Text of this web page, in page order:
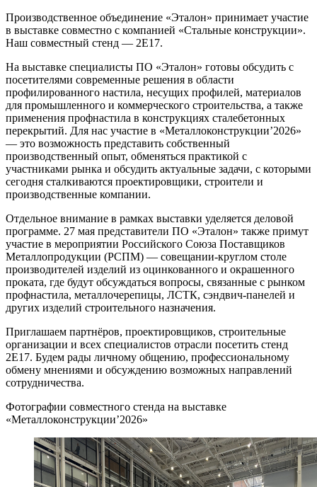
Производственное объединение «Эталон» принимает участие
в выставке совместно с компанией «Стальные конструкции».
Наш совместный стенд — 2E17.
На выставке специалисты ПО «Эталон» готовы обсудить с
посетителями современные решения в области
профилированного настила, несущих профилей, материалов
для промышленного и коммерческого строительства, а также
применения профнастила в конструкциях сталебетонных
перекрытий. Для нас участие в «Металлоконструкции’2026»
— это возможность представить собственный
производственный опыт, обменяться практикой с
участниками рынка и обсудить актуальные задачи, с которыми
сегодня сталкиваются проектировщики, строители и
производственные компании.
Отдельное внимание в рамках выставки уделяется деловой
программе. 27 мая представители ПО «Эталон» также примут
участие в мероприятии Российского Союза Поставщиков
Металлопродукции (РСПМ) — совещании-круглом столе
производителей изделий из оцинкованного и окрашенного
проката, где будут обсуждаться вопросы, связанные с рынком
профнастила, металлочерепицы, ЛСТК, сэндвич-панелей и
других изделий строительного назначения.
Приглашаем партнёров, проектировщиков, строительные
организации и всех специалистов отрасли посетить стенд
2E17. Будем рады личному общению, профессиональному
обмену мнениями и обсуждению возможных направлений
сотрудничества.
Фотографии совместного стенда на выставке
«Металлоконструкции’2026»